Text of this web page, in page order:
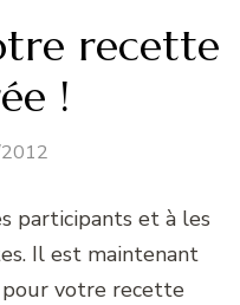
recette
!
participants et à les
Il est maintenant
votre recette